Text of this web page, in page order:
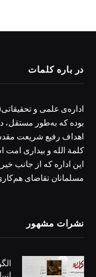
در باره کلمات
اداره‌ی علمی و
بوده که به‌طور مستقل،
اهداف رفیع شریعت
کلمة الله و بیداری امت
این اداره که از جانب
مسلمانان تقاضای
نشرات مشهور